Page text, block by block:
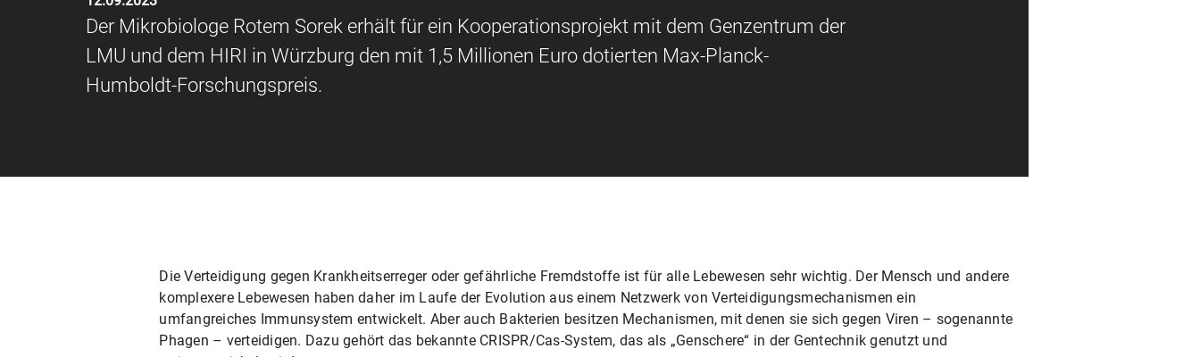
Der Mikrobiologe Rotem Sorek erhält für ein Kooperationsprojekt mit dem Genzentrum der
LMU und dem HIRI in Würzburg den mit 1,5 Millionen Euro dotierten Max-Planck-
Humboldt-Forschungspreis.
Die Verteidigung gegen Krankheitserreger oder gefährliche Fremdstoffe ist für alle Lebewesen sehr wichtig. Der Mensch und andere
komplexere Lebewesen haben daher im Laufe der Evolution aus einem Netzwerk von Verteidigungsmechanismen ein
umfangreiches Immunsystem entwickelt. Aber auch Bakterien besitzen Mechanismen, mit denen sie sich gegen Viren – sogenannte
Phagen – verteidigen. Dazu gehört das bekannte CRISPR/Cas-System, das als „Genschere“ in der Gentechnik genutzt und